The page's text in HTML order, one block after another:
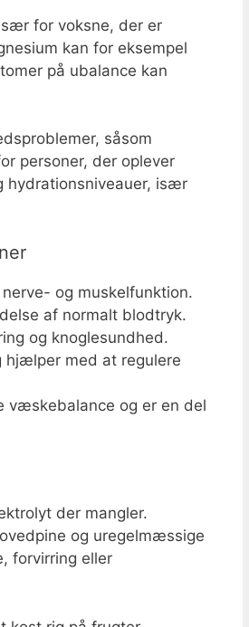
for voksne, der er
kan for eksempel
på ubalance kan
såsom
personer, der oplever
hydrationsniveauer, især
og muskelfunktion.
af normalt blodtryk.
og knoglesundhed.
hjælper med at regulere
væskebalance og er en del
der mangler.
og uregelmæssige
forvirring eller